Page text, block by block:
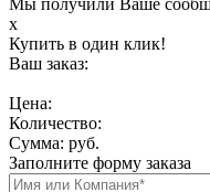
Мы получили Ваше
х
Купить в один клик!
Ваш заказ:
Цена:
Количество:
Сумма: руб.
Заполните форму заказа